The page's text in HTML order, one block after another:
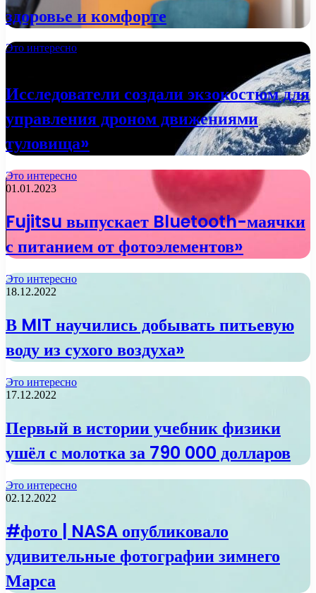
здоровье и комфорте
Это интересно
Исследователи создали экзокостюм для
управления дроном движениями
туловища»
Это интересно
01.01.2023
Fujitsu выпускает Bluetooth-маячки
с питанием от фотоэлементов»
Это интересно
18.12.2022
В MIT научились добывать питьевую
воду из сухого воздуха»
Это интересно
17.12.2022
Первый в истории учебник физики
ушёл с молотка за 790 000 долларов
Это интересно
02.12.2022
#фото | NASA опубликовало
удивительные фотографии зимнего
Марса